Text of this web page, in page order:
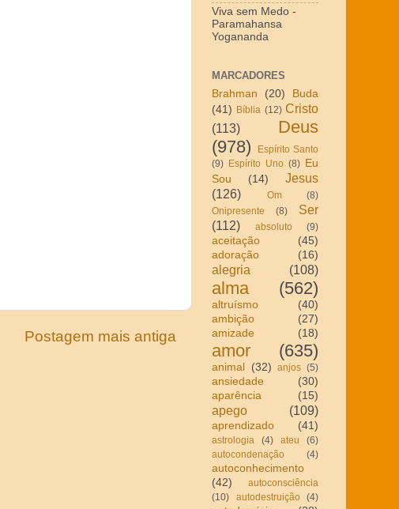
Postagem mais antiga
Viva sem Medo -
Paramahansa
Yogananda
MARCADORES
Brahman
(20)
Buda
(41) Bíblia (12) Cristo
(113)
Deus
(978)
Espírito Santo
(9) Espírito Uno (8) Eu
Sou
(14)
Jesus
(126)
Om
(8)
Onipresente
(8)
Ser
(112)
absoluto (9)
aceitação
(45)
adoração
(16)
alegria (108)
alma (562)
altruísmo
(40)
ambição
(27)
amizade
(18)
amor (635)
animal (32) anjos (5)
ansiedade
(30)
aparência
(15)
apego (109)
aprendizado (41)
astrologia (4) ateu
(6)
autocondenação
(4)
autoconhecimento
(42)
autoconsciência
(10)
autodestruição (4)